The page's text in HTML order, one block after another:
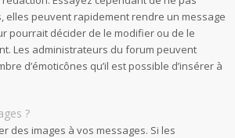
elles peuvent rapidement rendre un message
pourrait décider de le modifier ou de le
Les administrateurs du forum peuvent
d’émoticônes qu’il est possible d’insérer à
?
des images à vos messages. Si les